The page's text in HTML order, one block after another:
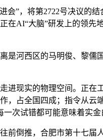
”，将第2722号决议的
在AI“大脑”研发上的领
河西区的马明俊、黎
现实的物理空间。正在
占全国四成；指令从
次试错都可能意味着实金
倒推，合肥市第十七届